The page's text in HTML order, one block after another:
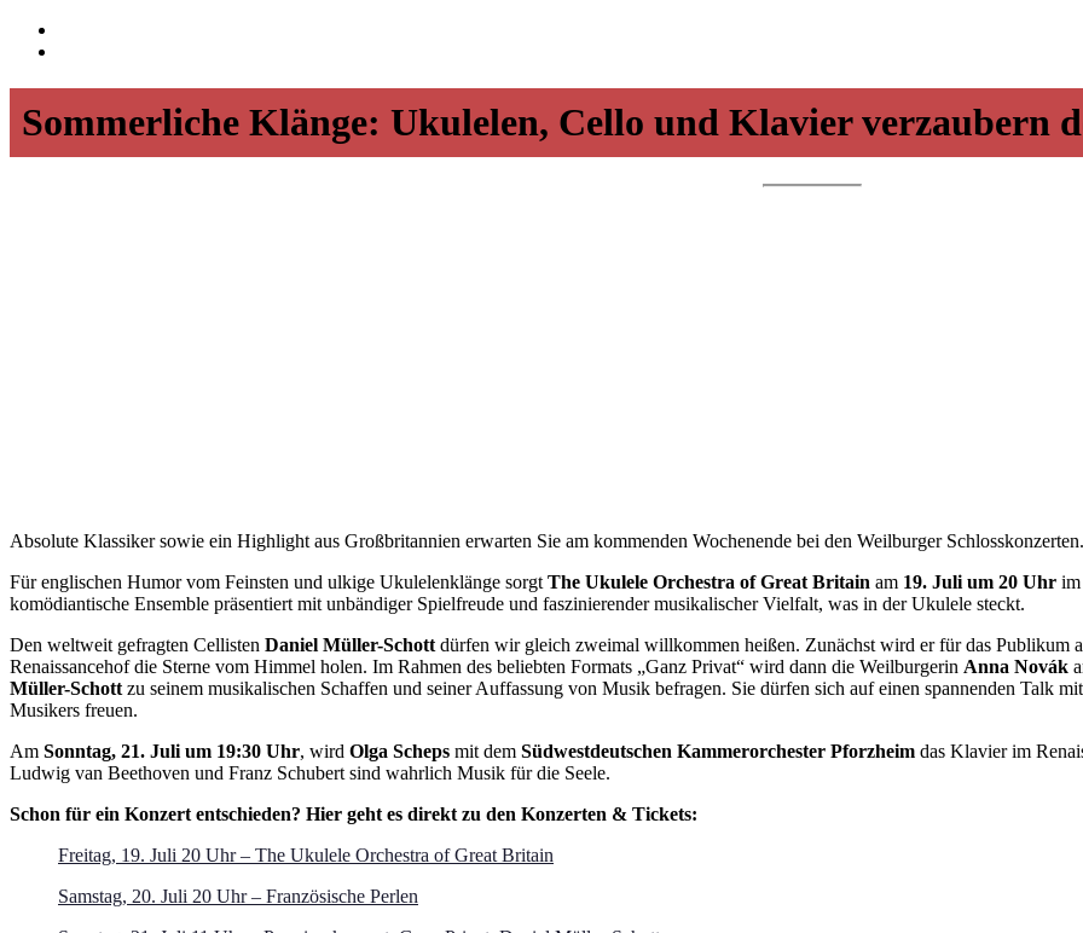
Sommerliche Klänge: Ukulelen, Cello und Klavier verzaubern
Absolute Klassiker sowie ein Highlight aus Großbritannien erwarten Sie am kommenden Wochenende bei den Weilburger Schlosskonzerten.
Für englischen Humor vom Feinsten und ulkige Ukulelenklänge sorgtThe Ukulele Orchestra of Great Britain am 19. Juli um 20 Uhr im
komödiantische Ensemble präsentiert mit unbändiger Spielfreude und faszinierender musikalischer Vielfalt, was in der Ukulele steckt.
Den weltweit gefragten Cellisten Daniel Müller-Schottdürfen wir gleich zweimal willkommen heißen. Zunächst wird er für das Publikum
Renaissancehof die Sterne vom Himmel holen. Im Rahmen des beliebten Formats „Ganz Privat“ wird dann die Weilburgerin Anna Novák
Müller-Schottzu seinem musikalischen Schaffen und seiner Auffassung von Musik befragen. Sie dürfen sich auf einen spannenden Talk
Musikers freuen.
Am Sonntag, 21. Juli um 19:30 Uhr, wird Olga Scheps mit dem Südwestdeutschen Kammerorchester Pforzheim das Klavier im
Ludwig van Beethoven und Franz Schubert sind wahrlich Musik für die Seele.
Schon für ein Konzert entschieden? Hier geht es direkt zu den Konzerten & Tickets:
Freitag, 19. Juli 20 Uhr – The Ukulele Orchestra of Great Britain
Samstag, 20. Juli 20 Uhr – Französische Perlen